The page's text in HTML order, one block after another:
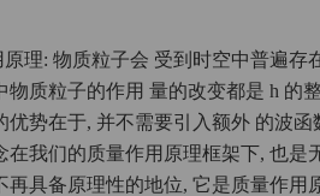
理: 物质粒子会 受到时空中普遍存
质粒子的作用 量的改变都是 h 的
势在于, 并不需要引入额外 的波函
我们的质量作用原理框架下, 也是
具备原理性的地位, 它是质量作用